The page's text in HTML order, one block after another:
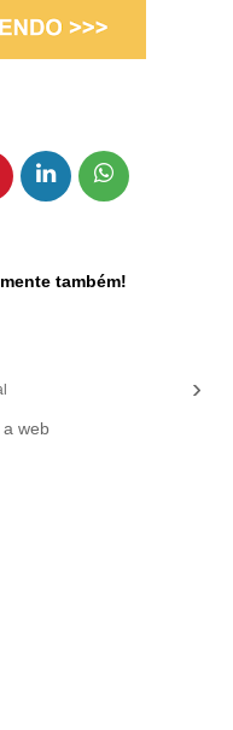
também!
›
web